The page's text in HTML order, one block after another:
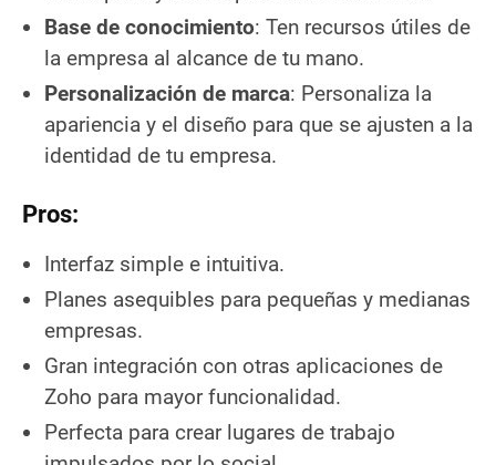
Base de conocimiento: Ten recursos útiles de
la empresa al alcance de tu mano.
Personalización de marca: Personaliza la
apariencia y el diseño para que se ajusten a la
identidad de tu empresa.
Pros:
Interfaz simple e intuitiva.
Planes asequibles para pequeñas y medianas
empresas.
Gran integración con otras aplicaciones de
Zoho para mayor funcionalidad.
Perfecta para crear lugares de trabajo